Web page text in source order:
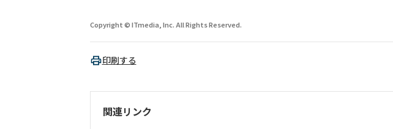
Copyright © ITmedia, Inc. All Rights Reserved.
印刷する
関連リンク